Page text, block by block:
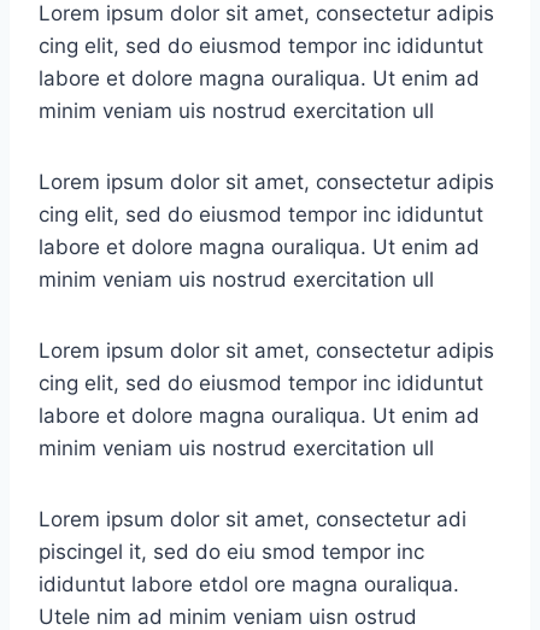
Lorem ipsum dolor sit amet, consectetur adipis
cing elit, sed do eiusmod tempor inc ididuntut
labore et dolore magna ouraliqua. Ut enim ad
minim veniam uis nostrud exercitation ull
Lorem ipsum dolor sit amet, consectetur adipis
cing elit, sed do eiusmod tempor inc ididuntut
labore et dolore magna ouraliqua. Ut enim ad
minim veniam uis nostrud exercitation ull
Lorem ipsum dolor sit amet, consectetur adipis
cing elit, sed do eiusmod tempor inc ididuntut
labore et dolore magna ouraliqua. Ut enim ad
minim veniam uis nostrud exercitation ull
Lorem ipsum dolor sit amet, consectetur adi
piscingel it, sed do eiu smod tempor inc
ididuntut labore etdol ore magna ouraliqua.
Utele nim ad minim veniam uisn ostrud